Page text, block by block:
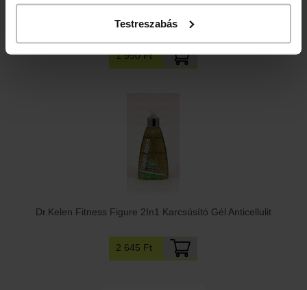
Testreszabás
Aromax mellápoló olaj
1 990 Ft
Dr.Kelen Fitness Figure 2In1 Karcsúsító Gél Anticellulit
2 645 Ft